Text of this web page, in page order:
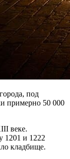
под
примерно 50 000
веке.
1201 и 1222
кладбище.